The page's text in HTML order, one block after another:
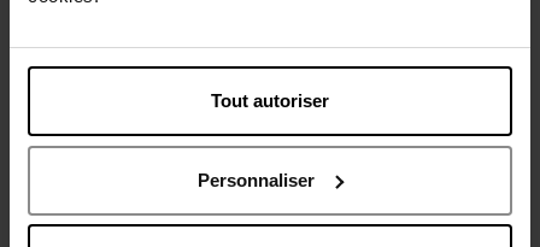
Tout autoriser
Personnaliser
Caractéristiques